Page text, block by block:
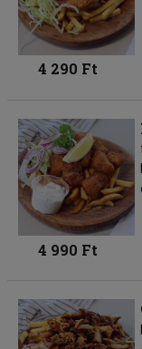
4 290 Ft
4 990 Ft